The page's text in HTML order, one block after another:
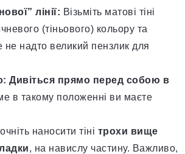
лінії: Візьміть матові тіні
(тіньового) кольору та
не надто великий пензлик для
Дивіться прямо перед собою в
в такому положенні ви маєте
наносити тіні трохи вище
, на навислу частину. Важливо,